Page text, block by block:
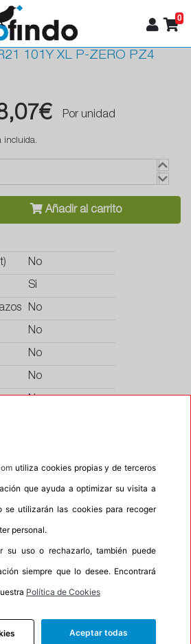
0
101Y XL P-ZERO PZ4
Por unidad
incluida.
Añadir al carrito
No
Si
No
No
No
No
No
No
PORSCHE
Información Eprel
utiliza cookies propias y de terceros
que ayuda a optimizar su visita a
se utilizarán las cookies para recoger
personal.
su uso o rechazarlo, también puede
siempre que lo desee. Encontrará
Política de Cookies
Aceptar todas